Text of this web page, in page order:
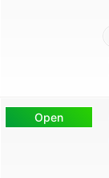
Open